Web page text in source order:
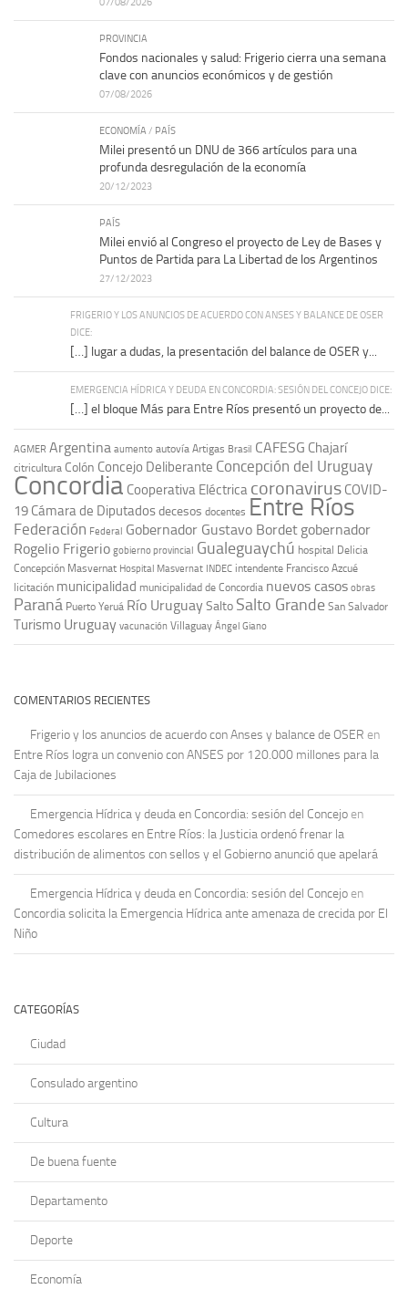
PROVINCIA
Fondos nacionales y salud: Frigerio cierra una semana
clave con anuncios económicos y de gestión
07/08/2026
ECONOMÍA / PAÍS
Milei presentó un DNU de 366 artículos para una
profunda desregulación de la economía
20/12/2023
PAÍS
Milei envió al Congreso el proyecto de Ley de Bases y
Puntos de Partida para La Libertad de los Argentinos
27/12/2023
FRIGERIO Y LOS ANUNCIOS DE ACUERDO CON ANSES Y BALANCE DE OSER
DICE:
[…] lugar a dudas, la presentación del balance de OSER y...
EMERGENCIA HÍDRICA Y DEUDA EN CONCORDIA: SESIÓN DEL CONCEJO DICE:
[…] el bloque Más para Entre Ríos presentó un proyecto de...
AGMER Argentina aumento autovía Artigas Brasil CAFESG Chajarí
citricultura Colón Concejo Deliberante Concepción del Uruguay
Concordia Cooperativa Eléctrica coronavirus COVID-
19 Cámara de Diputadosdecesos docentes Entre Ríos
Federación Federal Gobernador Gustavo Bordet gobernador
Rogelio Frigerio gobierno provincial Gualeguaychú hospital Delicia
Concepción Masvernat Hospital Masvernat INDEC intendente Francisco Azcué
licitación municipalidad municipalidad de Concordia nuevos casos obras
Paraná Puerto Yeruá Río UruguaySalto Salto Grande San Salvador
Turismo Uruguay vacunación Villaguay Ángel Giano
COMENTARIOS RECIENTES
Frigerio y los anuncios de acuerdo con Anses y balance de OSER en
Entre Ríos logra un convenio con ANSES por 120.000 millones para la
Caja de Jubilaciones
Emergencia Hídrica y deuda en Concordia: sesión del Concejo en
Comedores escolares en Entre Ríos: la Justicia ordenó frenar la
distribución de alimentos con sellos y el Gobierno anunció que apelará
Emergencia Hídrica y deuda en Concordia: sesión del Concejo en
Concordia solicita la Emergencia Hídrica ante amenaza de crecida por El
Niño
CATEGORÍAS
Ciudad
Consulado argentino
Cultura
De buena fuente
Departamento
Deporte
Economía